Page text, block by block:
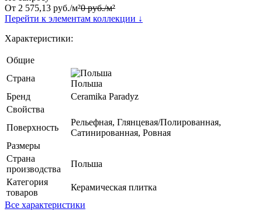
От 2 575,13 руб./м²0 руб./м²
Перейти к элементам коллекции ↓
Характеристики:
Общие
Страна
Польша
Бренд
Ceramika Paradyz
Свойства
Поверхность
Рельефная, Глянцевая/Полированная,
Сатинированная, Ровная
Размеры
Страна
производства
Польша
Категория
товаров
Керамическая плитка
Все характеристики